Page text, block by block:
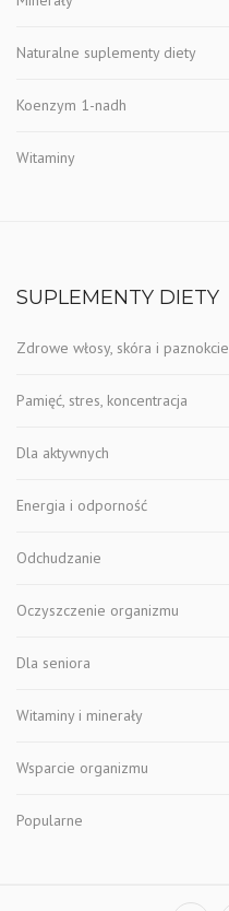
Naturalne suplementy diety
Koenzym 1-nadh
Witaminy
SUPLEMENTY DIETY
Zdrowe włosy, skóra i paznokcie
Pamięć, stres, koncentracja
Dla aktywnych
Energia i odporność
Odchudzanie
Oczyszczenie organizmu
Dla seniora
Witaminy i minerały
Wsparcie organizmu
Popularne